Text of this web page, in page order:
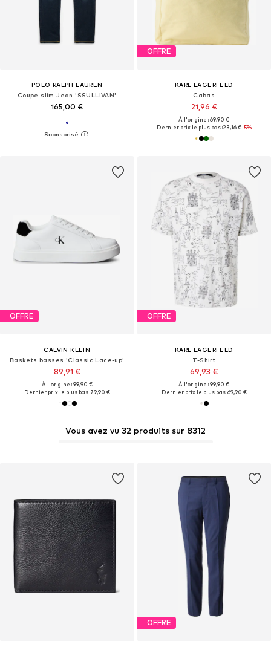
POLO RALPH LAUREN
Coupe slim Jean 'SSULLIVAN'
165,00 €
OFFRE
KARL LAGERFELD
Cabas
21,96 €
À l'origine : 69,90 €
Dernier prix le plus bas :23,16 €-5%
OFFRE
CALVIN KLEIN
Baskets basses 'Classic Lace-up'
89,91 €
À l'origine : 99,90 €
Dernier prix le plus bas :79,90 €
OFFRE
KARL LAGERFELD
T-Shirt
69,93 €
À l'origine : 99,90 €
Dernier prix le plus bas :69,90 €
Vous avez vu 32 produits sur 8312
OFFRE